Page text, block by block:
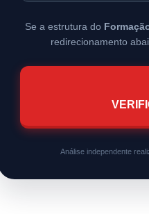
Se a estrutura do
redirecionamento
Análise independente